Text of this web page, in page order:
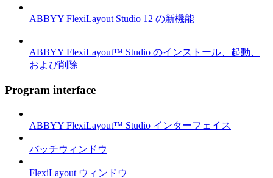
ABBYY FlexiLayout Studio 12 の新機能
ABBYY FlexiLayout™ Studio のインストール、起動、
および削除
Program interface
ABBYY FlexiLayout™ Studio インターフェイス
バッチウィンドウ
FlexiLayout ウィンドウ